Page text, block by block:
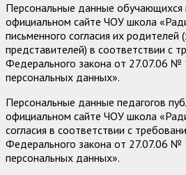
Персональные данные обучающихся
официальном сайте ЧОУ школа
письменного согласия их родителей
представителей) в соответствии с
Федерального закона от 27.07.06
персональных данных».
Персональные данные педагогов
официальном сайте ЧОУ школа
согласия в соответствии с
Федерального закона от 27.07.06
персональных данных».